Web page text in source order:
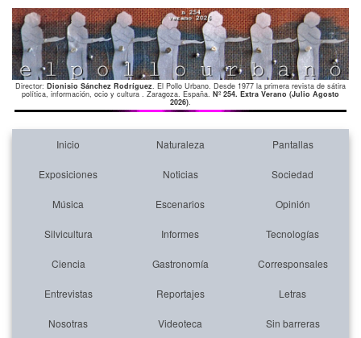
Director: Dionisio Sánchez Rodríguez. El Pollo Urbano. Desde 1977 la primera revista de sátira
política, información, ocio y cultura . Zaragoza. España. Nº 254. Extra Verano (Julio Agosto
2026).
Inicio Naturaleza Pantallas
Exposiciones Noticias Sociedad
Música Escenarios Opinión
Silvicultura Informes Tecnologías
Ciencia Gastronomía Corresponsales
Entrevistas Reportajes Letras
Nosotras Videoteca Sin barreras